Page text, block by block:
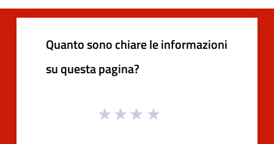
Quanto sono chiare le informazioni
su questa pagina?